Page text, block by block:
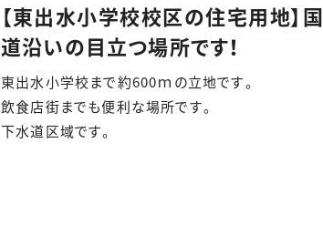
【東出水小学校校区の住宅用地】国
道沿いの目立つ場所です！
東出水小学校まで約600ｍの立地です。
飲食店街までも便利な場所です。
下水道区域です。